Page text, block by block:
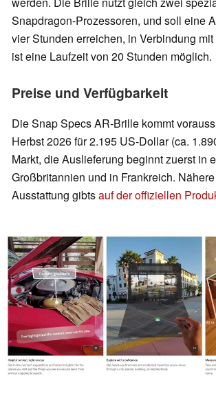
Snapdragon-Prozessoren, und soll eine
vier Stunden erreichen, in Verbindung
ist eine Laufzeit von 20 Stunden möglich.
Preise und Verfügbarkeit
Die Snap Specs AR-Brille kommt
Herbst 2026 für 2.195 US-Dollar (ca.
Markt, die Auslieferung beginnt zuerst in
Großbritannien und in Frankreich.
Ausstattung gibtsauf der offiziellen